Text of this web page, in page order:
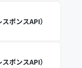
ポンスAPI）
ポンスAPI）